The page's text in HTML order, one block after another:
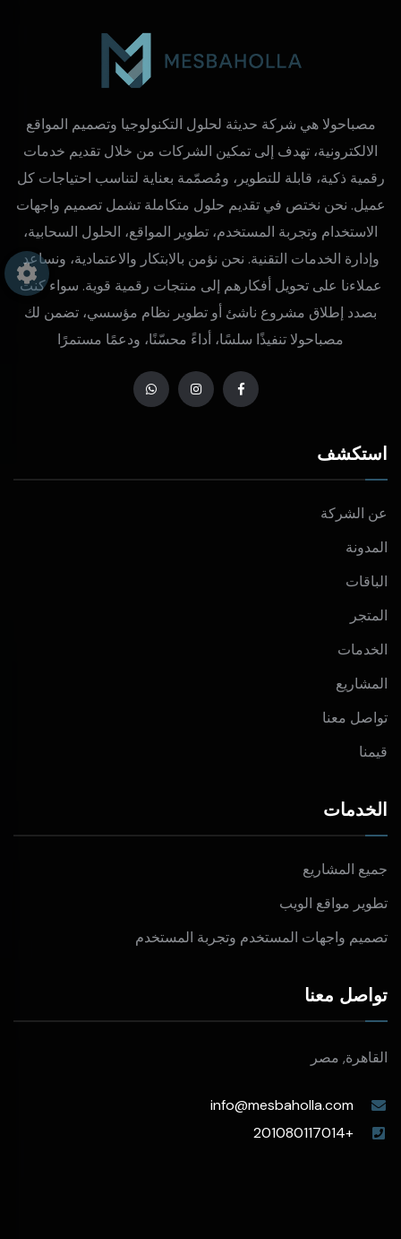
مصباحولا هي شركة حديثة لحلول التكنولوجيا وتصميم المواقع
الالكترونية، تهدف إلى تمكين الشركات من خلال تقديم خدمات
رقمية ذكية، قابلة للتطوير، ومُصمّمة بعناية لتناسب احتياجات كل
عميل. نحن نختص في تقديم حلول متكاملة تشمل تصميم واجهات
الاستخدام وتجربة المستخدم، تطوير المواقع، الحلول السحابية،
وإدارة الخدمات التقنية. نحن نؤمن بالابتكار والاعتمادية، ونساعد
عملاءنا على تحويل أفكارهم إلى منتجات رقمية قوية. سواء كنت
بصدد إطلاق مشروع ناشئ أو تطوير نظام مؤسسي، تضمن لك
مصباحولا تنفيذًا سلسًا، أداءً محسّنًا، ودعمًا مستمرًا
استكشف
عن الشركة
المدونة
الباقات
المتجر
الخدمات
المشاريع
تواصل معنا
قيمنا
الخدمات
جميع المشاريع
تطوير مواقع الويب
تصميم واجهات المستخدم وتجربة المستخدم
تواصل معنا
القاهرة, مصر
info@mesbaholla.com
+201080117014